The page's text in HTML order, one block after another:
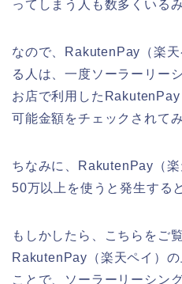
ってしまう人も数多くいる
なので、RakutenPay（楽
る人は、一度ソーラーリー
お店で利用した
可能金額をチェックされて
ちなみに、RakutenPay（
50万以上を使うと発生する
もしかしたら、こちらをご
RakutenPay（楽天ペイ）
ことで、ソーラーリーシン